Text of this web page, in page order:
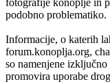
fotografije konoplje in
podobno problematiko.
Informacije, o katerih
forum.konoplja.org,
so namenjene
promovira uporabe